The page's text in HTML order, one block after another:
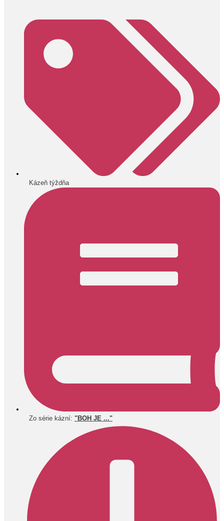
Kázeň týždňa
Zo série kázní: "BOH JE ..."